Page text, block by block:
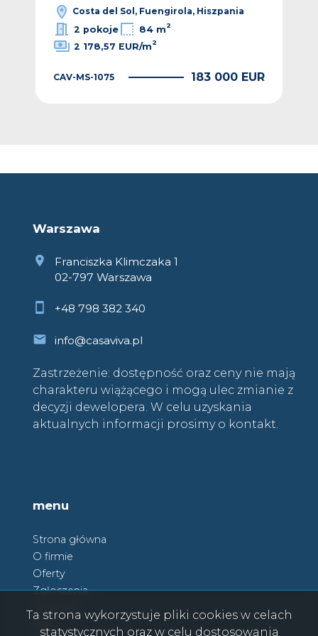
Costa del Sol, Fuengirola, Hiszpania
2 pokoje
84 m2
2 178,57 EUR/m2
CAV-MS-1075 183 000 EUR
Warszawa
Franciszka Klimczaka 1
02-797 Warszawa
+48 798 382 340
info@casaviva.pl
Zastrzeżenie: dostępność oraz ceny nie mają
charakteru wiążącego i mogą ulec zmianie z
decyzji dewelopera. W celu uzyskania
aktualnych informacji prosimy o kontakt.
menu
Strona główna
O firmie
Oferty
Zgłoszenia
Ta strona wykorzystuje pliki cookies w celach
statystycznych oraz w celu dostosowania